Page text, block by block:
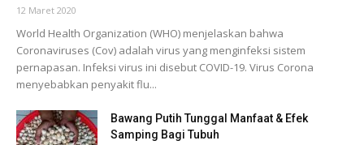
12 Maret 2020
World Health Organization (WHO) menjelaskan bahwa
Coronaviruses (Cov) adalah virus yang menginfeksi sistem
pernapasan. Infeksi virus ini disebut COVID-19. Virus Corona
menyebabkan penyakit flu...
Bawang Putih Tunggal Manfaat & Efek
Samping Bagi Tubuh